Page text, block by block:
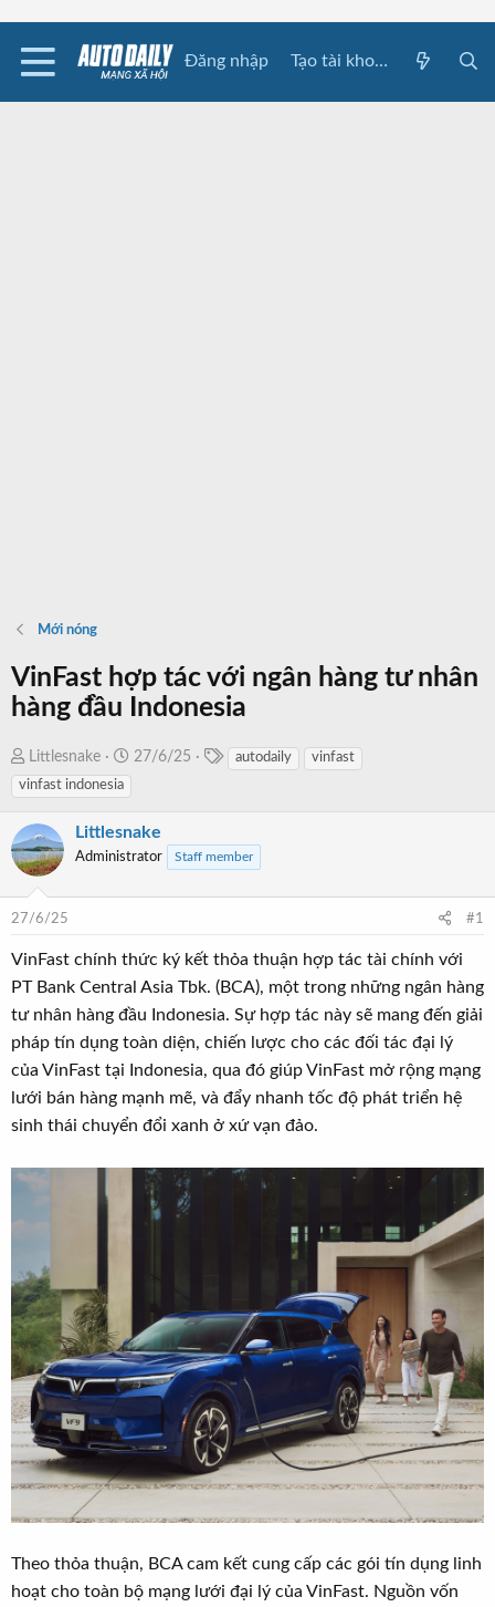
Đăng nhập Tạo tài khoản
Mới nóng
VinFast hợp tác với ngân hàng tư nhân
hàng đầu Indonesia
T
h
e
a
d
t
e
r
Littlesnake
N
y
b
t
27/6/25 autodaily
vinfast
vinfast indonesia
Littlesnake
Administrator Staff member
27/6/25 #1
VinFast chính thức ký kết thỏa thuận hợp tác tài chính với
PT Bank Central Asia Tbk. (BCA), một trong những ngân hàng
tư nhân hàng đầu Indonesia. Sự hợp tác này sẽ mang đến giải
pháp tín dụng toàn diện, chiến lược cho các đối tác đại lý
của VinFast tại Indonesia, qua đó giúp VinFast mở rộng mạng
lưới bán hàng mạnh mẽ, và đẩy nhanh tốc độ phát triển hệ
sinh thái chuyển đổi xanh ở xứ vạn đảo.
Theo thỏa thuận, BCA cam kết cung cấp các gói tín dụng linh
hoạt cho toàn bộ mạng lưới đại lý của VinFast. Nguồn vốn